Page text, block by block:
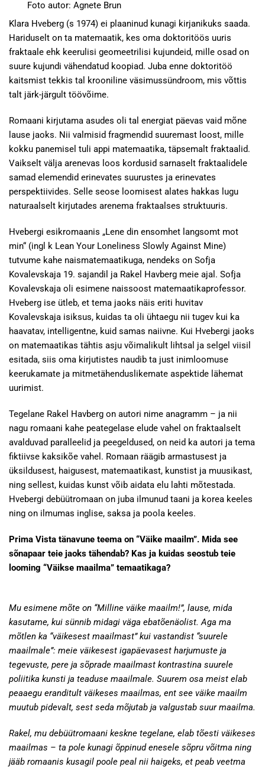
Foto autor: Agnete Brun
Klara Hveberg (s 1974) ei plaaninud kunagi kirjanikuks saada.
Hariduselt on ta matemaatik, kes oma doktoritöös uuris
fraktaale ehk keerulisi geomeetrilisi kujundeid, mille osad on
suure kujundi vähendatud koopiad. Juba enne doktoritöö
kaitsmist tekkis tal krooniline väsimussündroom, mis võttis
talt järk-järgult töövõime.
Romaani kirjutama asudes oli tal energiat päevas vaid mõne
lause jaoks. Nii valmisid fragmendid suuremast loost, mille
kokku panemisel tuli appi matemaatika, täpsemalt fraktaalid.
Vaikselt välja arenevas loos kordusid sarnaselt fraktaalidele
samad elemendid erinevates suurustes ja erinevates
perspektiivides. Selle seose loomisest alates hakkas lugu
naturaalselt kirjutades arenema fraktaalses struktuuris.
Hvebergi esikromaanis „Lene din ensomhet langsomt mot
min“ (ingl k Lean Your Loneliness Slowly Against Mine)
tutvume kahe naismatemaatikuga, nendeks on Sofja
Kovalevskaja 19. sajandil ja Rakel Havberg meie ajal. Sofja
Kovalevskaja oli esimene naissoost matemaatikaprofessor.
Hveberg ise ütleb, et tema jaoks näis eriti huvitav
Kovalevskaja isiksus, kuidas ta oli ühtaegu nii tugev kui ka
haavatav, intelligentne, kuid samas naiivne. Kui Hvebergi jaoks
on matemaatikas tähtis asju võimalikult lihtsal ja selgel viisil
esitada, siis oma kirjutistes naudib ta just inimloomuse
keerukamate ja mitmetähenduslikemate aspektide lähemat
uurimist.
Tegelane Rakel Havberg on autori nime anagramm – ja nii
nagu romaani kahe peategelase elude vahel on fraktaalselt
avalduvad paralleelid ja peegeldused, on neid ka autori ja tema
fiktiivse kaksikõe vahel. Romaan räägib armastusest ja
üksildusest, haigusest, matemaatikast, kunstist ja muusikast,
ning sellest, kuidas kunst võib aidata elu lahti mõtestada.
Hvebergi debüütromaan on juba ilmunud taani ja korea keeles
ning on ilmumas inglise, saksa ja poola keeles.
Prima Vista tänavune teema on “Väike maailm”. Mida see
sõnapaar teie jaoks tähendab? Kas ja kuidas seostub teie
looming “Väikse maailma” temaatikaga?
Mu esimene mõte on “Milline väike maailm!”, lause, mida
kasutame, kui sünnib midagi väga ebatõenäolist. Aga ma
mõtlen ka “väikesest maailmast” kui vastandist “suurele
maailmale”: meie väikesest igapäevasest harjumuste ja
tegevuste, pere ja sõprade maailmast kontrastina suurele
poliitika kunsti ja teaduse maailmale. Suurem osa meist elab
peaaegu eranditult väikeses maailmas, ent see väike maailm
muutub pidevalt, sest seda mõjutab ja valgustab suur maailma.
Rakel, mu debüütromaani keskne tegelane, elab tõesti väikeses
maailmas – ta pole kunagi õppinud enesele sõpru võitma ning
jääb romaanis kusagil poole peal nii haigeks, et peab veetma